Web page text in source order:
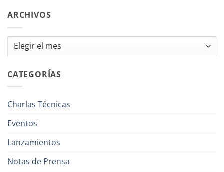
ARCHIVOS
Archivos
CATEGORÍAS
Charlas Técnicas
Eventos
Lanzamientos
Notas de Prensa